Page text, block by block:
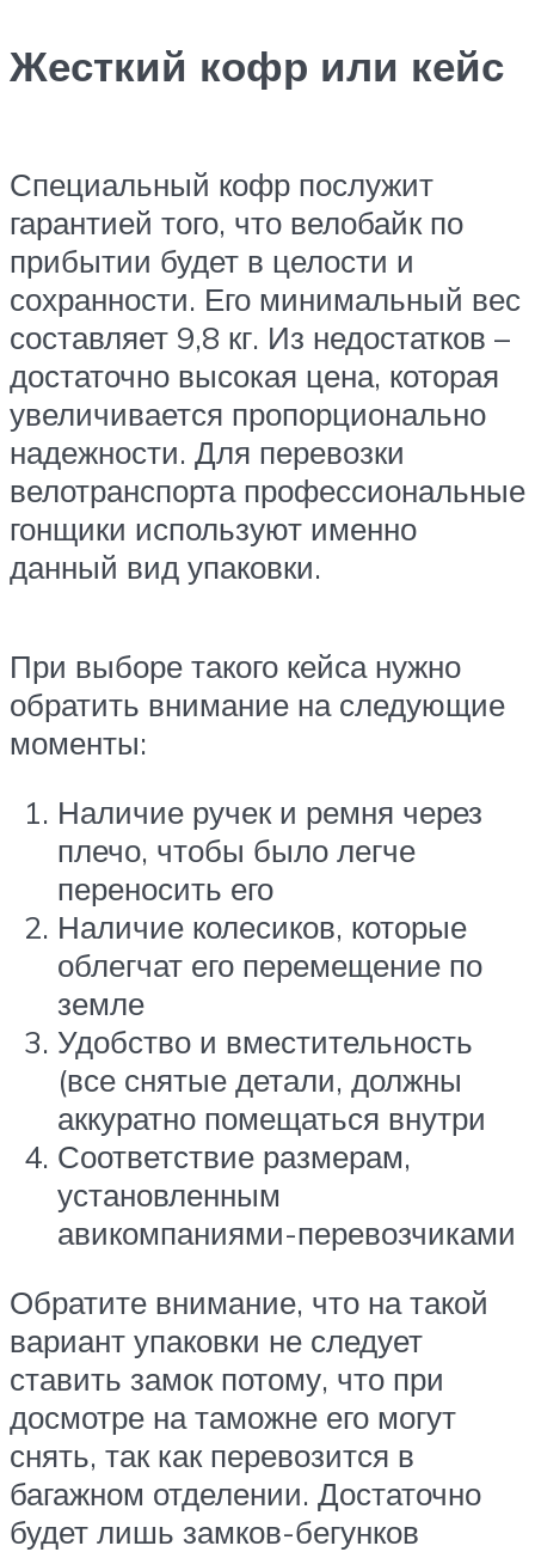
Жесткий кофр или кейс
Специальный кофр послужит
гарантией того, что велобайк по
прибытии будет в целости и
сохранности. Его минимальный вес
составляет 9,8 кг. Из недостатков –
достаточно высокая цена, которая
увеличивается пропорционально
надежности. Для перевозки
велотранспорта профессиональные
гонщики используют именно
данный вид упаковки.
При выборе такого кейса нужно
обратить внимание на следующие
моменты:
Наличие ручек и ремня через
плечо, чтобы было легче
переносить его
Наличие колесиков, которые
облегчат его перемещение по
земле
Удобство и вместительность
(все снятые детали, должны
аккуратно помещаться внутри
Соответствие размерам,
установленным
авикомпаниями-перевозчиками
Обратите внимание, что на такой
вариант упаковки не следует
ставить замок потому, что при
досмотре на таможне его могут
снять, так как перевозится в
багажном отделении. Достаточно
будет лишь замков-бегунков